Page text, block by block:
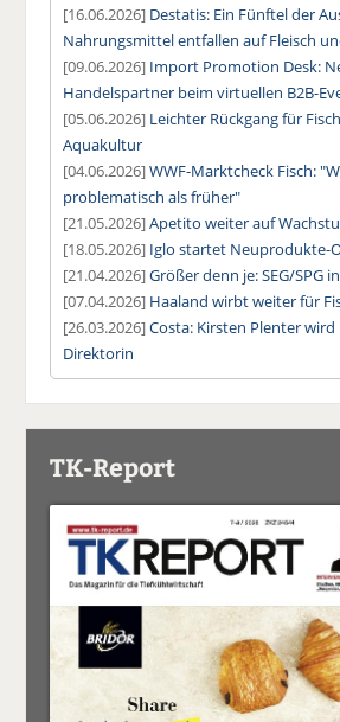
[16.06.2026] Destatis: Ein Fünftel der
Nahrungsmittel entfallen auf Fleisch
[09.06.2026] Import Promotion Desk:
Handelspartner beim virtuellen B2B-
[05.06.2026] Leichter Rückgang für
Aquakultur
[04.06.2026]WWF-Marktcheck Fisch:
problematisch als früher"
[21.05.2026]Apetito weiter auf
[18.05.2026] Iglo startet Neuprodukte-
[21.04.2026]Größer denn je: SEG/SPG
[07.04.2026] Haaland wirbt weiter für
[26.03.2026]Costa: Kirsten Plenter
Direktorin
TK-Report